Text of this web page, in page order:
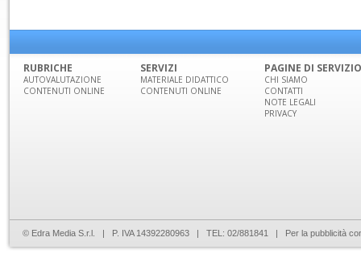
RUBRICHE
AUTOVALUTAZIONE
CONTENUTI ONLINE
SERVIZI
MATERIALE DIDATTICO
CONTENUTI ONLINE
PAGINE DI SERVIZIO
CHI SIAMO
CONTATTI
NOTE LEGALI
PRIVACY
© Edra Media S.r.l. | P. IVA 14392280963 | TEL: 02/881841 | Per la pubblicità